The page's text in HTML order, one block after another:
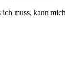
muss, kann mich